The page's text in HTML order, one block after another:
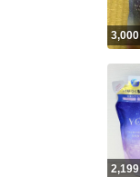
3,000
2,199